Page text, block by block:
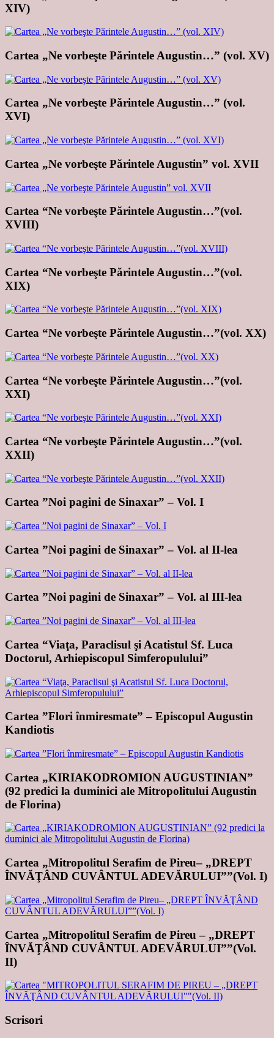
XIV)
Cartea „Ne vorbeşte Părintele Augustin…” (vol. XV)
Cartea „Ne vorbeşte Părintele Augustin…” (vol.
XVI)
Cartea „Ne vorbeşte Părintele Augustin” vol. XVII
Cartea “Ne vorbeşte Părintele Augustin…”(vol.
XVIII)
Cartea “Ne vorbeşte Părintele Augustin…”(vol.
XIX)
Cartea “Ne vorbeşte Părintele Augustin…”(vol. XX)
Cartea “Ne vorbeşte Părintele Augustin…”(vol.
XXI)
Cartea “Ne vorbeşte Părintele Augustin…”(vol.
XXII)
Cartea ”Noi pagini de Sinaxar” – Vol. I
Cartea ”Noi pagini de Sinaxar” – Vol. al II-lea
Cartea ”Noi pagini de Sinaxar” – Vol. al III-lea
Cartea “Viaţa, Paraclisul şi Acatistul Sf. Luca
Doctorul, Arhiepiscopul Simferopulului”
Cartea ”Flori înmiresmate” – Episcopul Augustin
Kandiotis
Cartea „KIRIAKODROMION AUGUSTINIAN”
(92 predici la duminici ale Mitropolitului Augustin
de Florina)
Cartea „Mitropolitul Serafim de Pireu– „DREPT
ÎNVĂŢÂND CUVÂNTUL ADEVĂRULUI””(Vol. I)
Cartea „Mitropolitul Serafim de Pireu – „DREPT
ÎNVĂŢÂND CUVÂNTUL ADEVĂRULUI””(Vol.
II)
Scrisori